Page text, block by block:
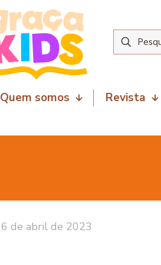
Quem somos Revista
6 de abril de 2023